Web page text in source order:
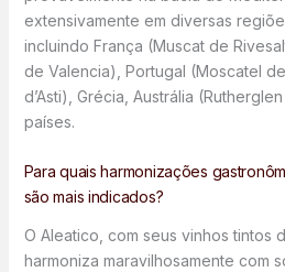
extensivamente em diversas
incluindo França (Muscat de
de Valencia), Portugal (Moscatel
d’Asti), Grécia, Austrália
países.
Para quais harmonizações
são mais indicados?
O Aleatico, com seus vinhos tintos
harmoniza maravilhosamente com